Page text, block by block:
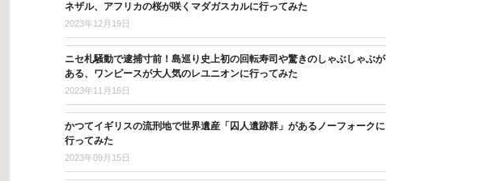
ネザル、アフリカの桜が咲くマダガスカルに行ってみた
2023年12月19日
ニセ札騒動で逮捕寸前！島巡り史上初の回転寿司や驚きのしゃぶしゃぶが
ある、ワンピースが大人気のレユニオンに行ってみた
2023年11月16日
かつてイギリスの流刑地で世界遺産「囚人遺跡群」があるノーフォークに
行ってみた
2023年09月15日